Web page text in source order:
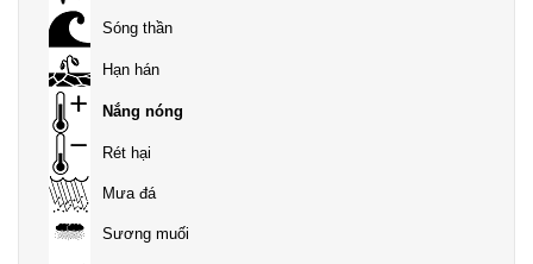
Sóng thần
Hạn hán
Nắng nóng
Rét hại
Mưa đá
Sương muối